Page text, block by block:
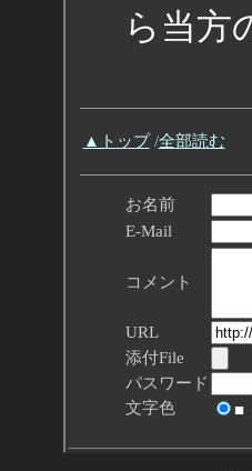
ら当方
▲トップ/全部読む
お名前
E-Mail
コメント
URL
添付File
パスワード
文字色
■